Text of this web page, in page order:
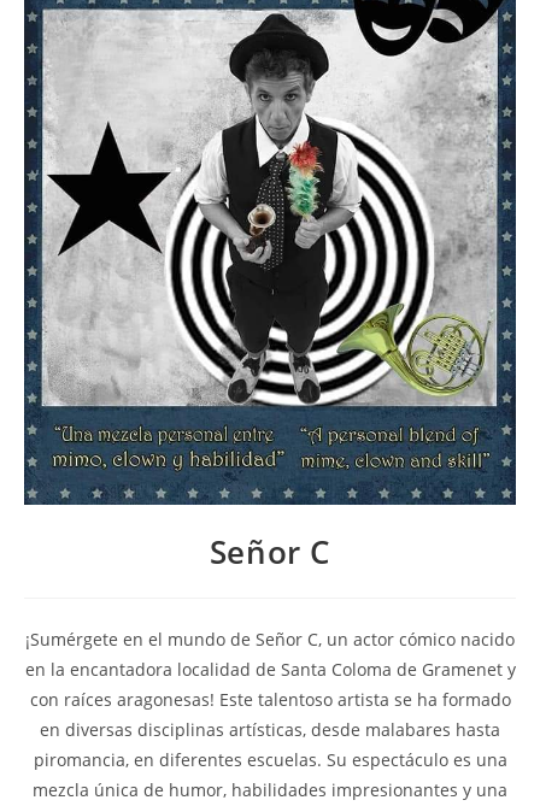
Señor C
¡Sumérgete en el mundo de Señor C, un actor cómico nacido
en la encantadora localidad de Santa Coloma de Gramenet y
con raíces aragonesas! Este talentoso artista se ha formado
en diversas disciplinas artísticas, desde malabares hasta
piromancia, en diferentes escuelas. Su espectáculo es una
mezcla única de humor, habilidades impresionantes y una